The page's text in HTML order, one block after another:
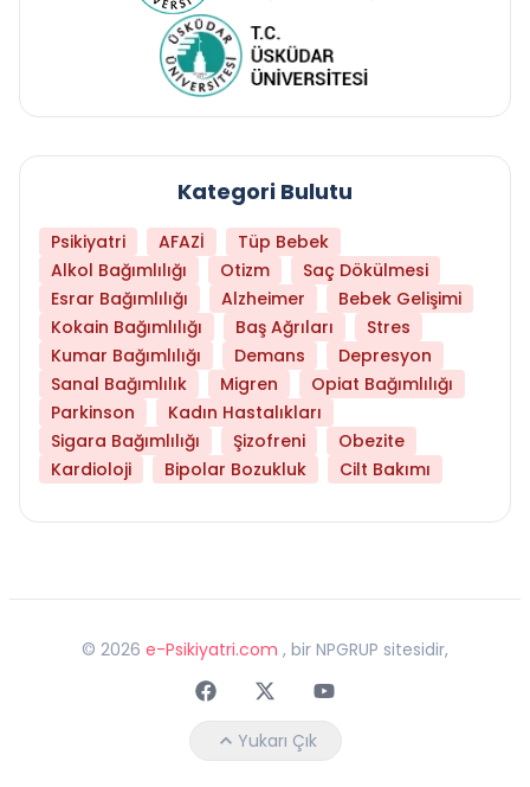
Kategori Bulutu
Psikiyatri AFAZİ
Tüp Bebek
Alkol Bağımlılığı
Otizm
Saç Dökülmesi
Esrar Bağımlılığı
Alzheimer
Bebek Gelişimi
Kokain Bağımlılığı
Baş Ağrıları
Stres
Kumar Bağımlılığı
Demans
Depresyon
Sanal Bağımlılık
Migren
Opiat Bağımlılığı
Parkinson
Kadın Hastalıkları
Sigara Bağımlılığı
Şizofreni
Obezite
Kardioloji
Bipolar Bozukluk Cilt Bakımı
© 2026 e-Psikiyatri.com , bir NPGRUP sitesidir,
FaceebokTwitterYoutube
Yukarı Çık